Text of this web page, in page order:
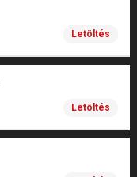
Letöltés
Letöltés